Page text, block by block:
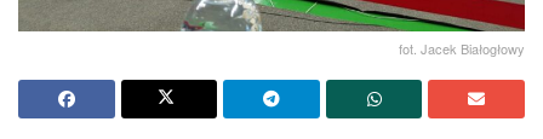
fot. Jacek Białogłowy